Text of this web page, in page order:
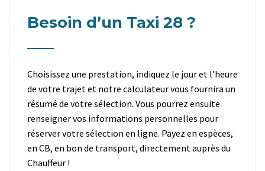
Besoin d’un Taxi 28 ?
Choisissez une prestation, indiquez le jour et l’heure
de votre trajet et notre calculateur vous fournira un
résumé de votre sélection. Vous pourrez ensuite
renseigner vos informations personnelles pour
réserver votre sélection en ligne. Payez en espèces,
en CB, en bon de transport, directement auprès du
Chauffeur !